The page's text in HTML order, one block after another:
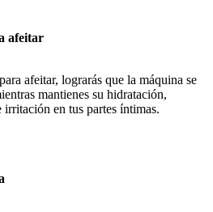
afeitar
afeitar, lograrás que la máquina se
mantienes su hidratación,
en tus partes íntimas.